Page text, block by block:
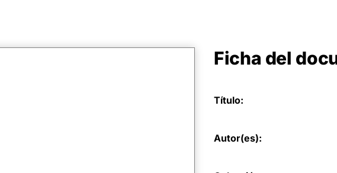
Ficha del
Título:
Autor(es):